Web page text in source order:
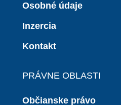
Osobné údaje
Inzercia
Kontakt
PRÁVNE OBLASTI
Občianske právo